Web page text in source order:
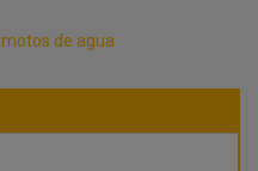
motos de agua